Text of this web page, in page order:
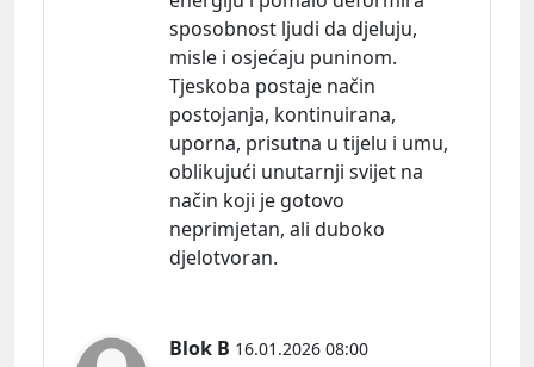
sposobnost ljudi da djeluju,
misle i osjećaju puninom.
Tjeskoba postaje način
postojanja, kontinuirana,
uporna, prisutna u tijelu i umu,
oblikujući unutarnji svijet na
način koji je gotovo
neprimjetan, ali duboko
djelotvoran.
Blok B 16.01.2026 08:00